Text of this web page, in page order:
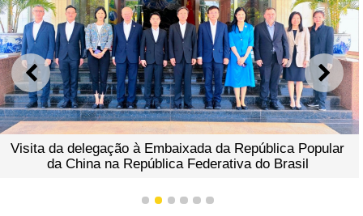
ANTERIOR
Visita da delegação à Embaixada da República Popular
da China na República Federativa do Brasil
1 2 3 4 5 6